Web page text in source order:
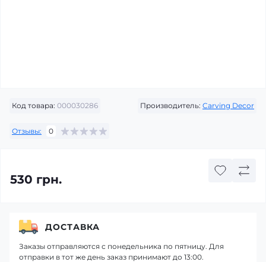
Код товара: 000030286 Производитель: Carving Decor
Отзывы: 0
530 грн.
ДОСТАВКА
Заказы отправляются с понедельника по пятницу. Для
отправки в тот же день заказ принимают до 13:00.